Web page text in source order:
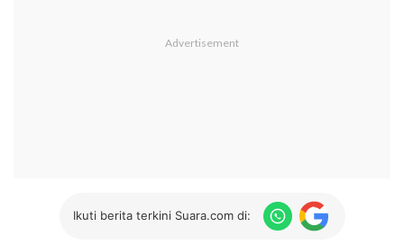
Ikuti berita terkini Suara.com di: